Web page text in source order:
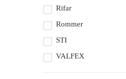
Rifar
Rommer
STI
VALFEX